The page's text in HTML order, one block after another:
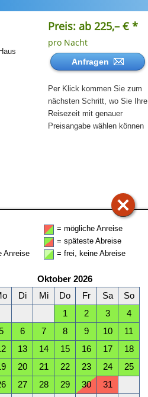
Preis: ab 225,– € *
pro Nacht
Anfragen
Per Klick kommen Sie zum
nächsten Schritt, wo Sie Ihre
Reisezeit mit genauer
Preisangabe wählen können